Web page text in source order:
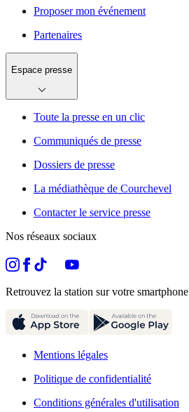
Proposer mon événement
Partenaires
Espace presse
Toute la presse en un clic
Communiqués de presse
Dossiers de presse
La médiathèque de Courchevel
Contacter le service presse
Nos réseaux sociaux
Retrouvez la station sur votre smartphone
Mentions légales
Politique de confidentialité
Conditions générales d'utilisation